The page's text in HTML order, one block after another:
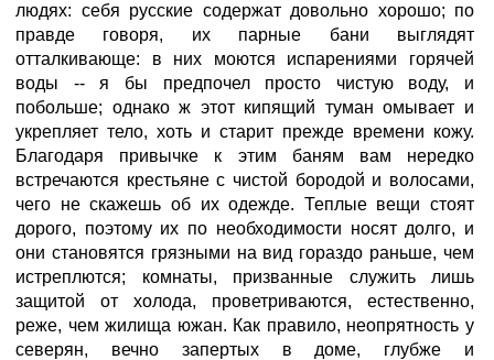
людях: себя русские содержат довольно хорошо; по
правде говоря, их парные бани выглядят
отталкивающе: в них моются испарениями горячей
воды -- я бы предпочел просто чистую воду, и
побольше; однако ж этот кипящий туман омывает и
укрепляет тело, хоть и старит прежде времени кожу.
Благодаря привычке к этим баням вам нередко
встречаются крестьяне с чистой бородой и волосами,
чего не скажешь об их одежде. Теплые вещи стоят
дорого, поэтому их по необходимости носят долго, и
они становятся грязными на вид гораздо раньше, чем
истреплются; комнаты, призванные служить лишь
защитой от холода, проветриваются, естественно,
реже, чем жилища южан. Как правило, неопрятность у
северян, вечно запертых в доме, глубже и